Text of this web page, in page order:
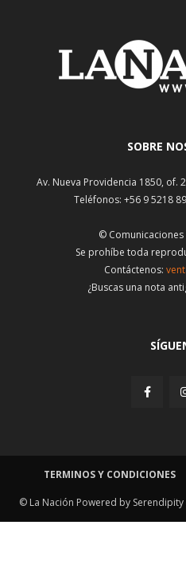
SOBRE
Av. Nueva Providencia 1850, of.
Teléfonos: +56 9 5218
© Comunicaciones
Se prohíbe toda
Contáctenos:
¿Buscas una nota
TERMINOS Y CONDICIONES
© La Nación Powered by Serendipity